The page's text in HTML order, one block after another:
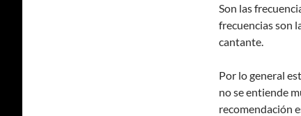
Son las
frecuencias son
cantante.
Por lo general
no se entiende
recomendación